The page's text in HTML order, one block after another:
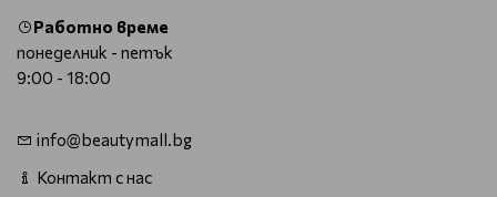
Работно време
понеделник - петък
9:00 - 18:00
info@beautymall.bg
Контакт с нас